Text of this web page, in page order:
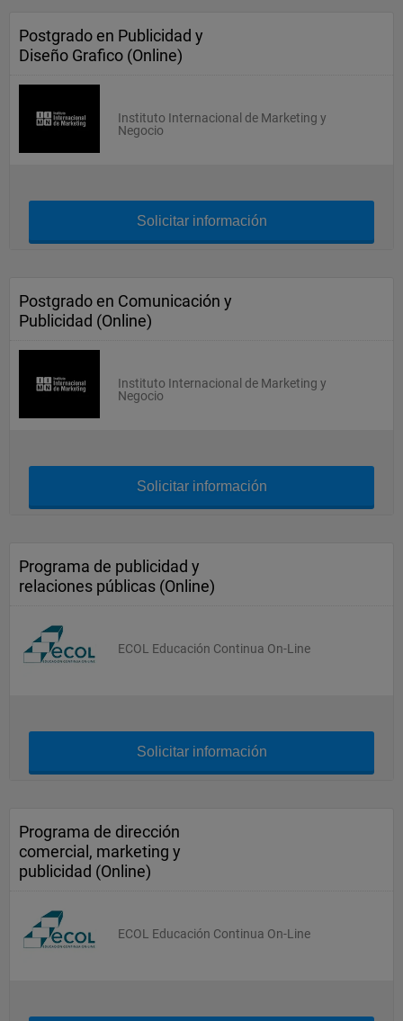
Postgrado en Publicidad y
Diseño Grafico (Online)
Instituto Internacional de Marketing y
Negocio
Solicitar información
Postgrado en Comunicación y
Publicidad (Online)
Instituto Internacional de Marketing y
Negocio
Solicitar información
Programa de publicidad y
relaciones públicas (Online)
ECOL Educación Continua On-Line
Solicitar información
Programa de dirección
comercial, marketing y
publicidad (Online)
ECOL Educación Continua On-Line